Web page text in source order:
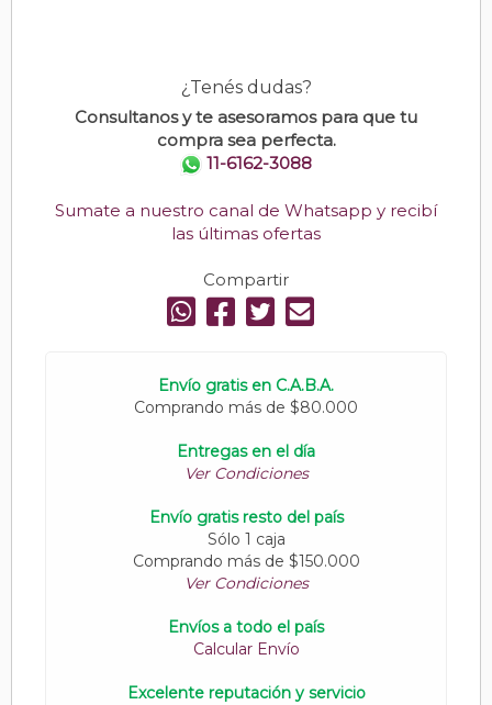
¿Tenés dudas?
Consultanos y te asesoramos para que tu
compra sea perfecta.
11-6162-3088
Sumate a nuestro canal de Whatsapp y recibí
las últimas ofertas
Compartir
Envío gratis en C.A.B.A.
Comprando más de $80.000
Entregas en el día
Ver Condiciones
Envío gratis resto del país
Sólo 1 caja
Comprando más de $150.000
Ver Condiciones
Envíos a todo el país
Calcular Envío
Excelente reputación y servicio